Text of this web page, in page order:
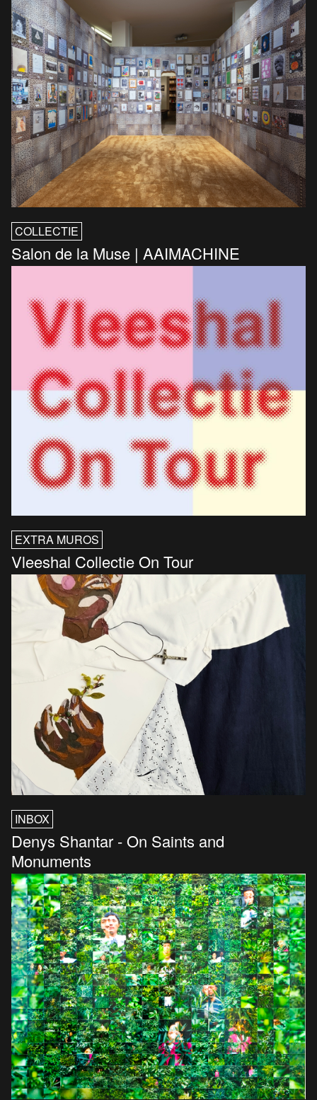
COLLECTIE
Salon de la Muse | AAIMACHINE
EXTRA MUROS
Vleeshal Collectie On Tour
INBOX
Denys Shantar - On Saints and
Monuments